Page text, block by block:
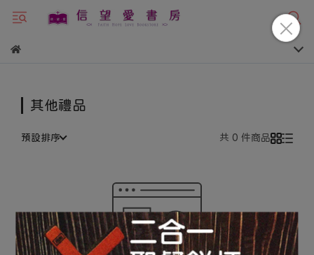
其他禮品
預設排序 共 0 件商品